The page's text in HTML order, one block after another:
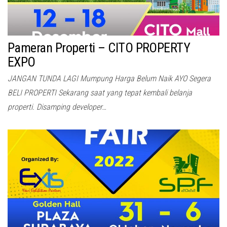
Pameran Properti – CITO PROPERTY
EXPO
JANGAN TUNDA LAGI Mumpung Harga Belum Naik AYO Segera
BELI PROPERTI Sekarang saat yang tepat kembali belanja
properti. Disamping developer…